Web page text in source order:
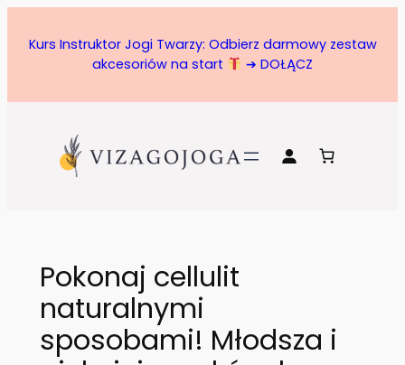
Kurs Instruktor Jogi Twarzy: Odbierz darmowy zestaw
akcesoriów na start
➔ DOŁĄCZ
Pokonaj cellulit
naturalnymi
sposobami! Młodsza i